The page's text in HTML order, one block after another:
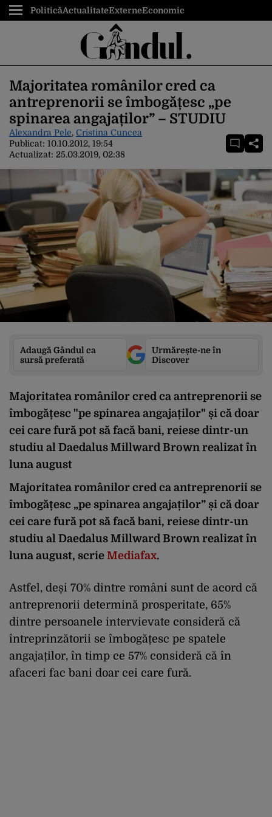
PoliticăActualitateExterneEconomic
Majoritatea românilor cred ca
antreprenorii se îmbogățesc „pe
spinarea angajaților” – STUDIU
Alexandra Pele, Cristina Cuncea
Publicat: 10.10.2012, 19:54
Actualizat: 25.03.2019, 02:38
Adaugă Gândul ca
sursă preferată
Urmărește-ne în
Discover
Majoritatea românilor cred ca antreprenorii se
îmbogățesc "pe spinarea angajaților" și că doar
cei care fură pot să facă bani, reiese dintr-un
studiu al Daedalus Millward Brown realizat în
luna august
Majoritatea românilor cred ca antreprenorii se
îmbogățesc „pe spinarea angajaților” și că doar
cei care fură pot să facă bani, reiese dintr-un
studiu al Daedalus Millward Brown realizat în
luna august, scrie Mediafax.
Astfel, deși 70% dintre români sunt de acord că
antreprenorii determină prosperitate, 65%
dintre persoanele intervievate consideră că
întreprinzătorii se îmbogățesc pe spatele
angajaților, în timp ce 57% consideră că în
afaceri fac bani doar cei care fură.